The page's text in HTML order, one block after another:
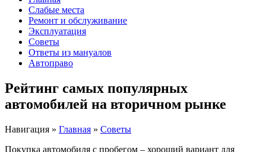
Слабые места
Ремонт и обслуживание
Эксплуатация
Советы
Ответы из мануалов
Автоправо
Рейтинг самых популярных
автомобилей на вторичном рынке
Навигация » Главная » Советы
Покупка автомобиля с пробегом – хороший вариант для